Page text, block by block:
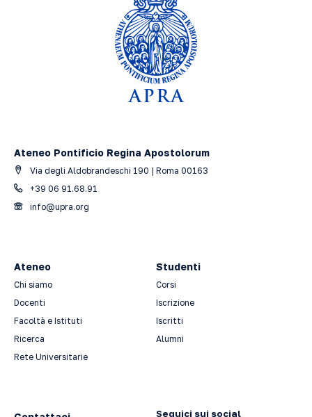
Ateneo Pontificio Regina Apostolorum
Via degli Aldobrandeschi 190 | Roma 00163
+39 06 91.68.91
info@upra.org
Ateneo
Chi siamo
Docenti
Facoltà e Istituti
Ricerca
Rete Universitarie
Studenti
Corsi
Iscrizione
Iscritti
Alumni
Seguici sui social